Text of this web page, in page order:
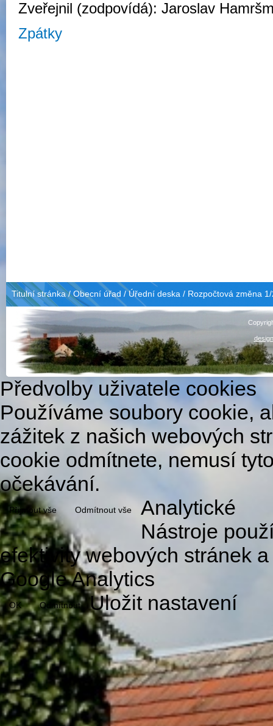
Zveřejnil (zodpovídá): Jaroslav
Zpátky
Titulní stránka /Obecní úřad / Úřední deska / Rozpočtová změna
Předvolby uživatele cookies
Používáme soubory cookie,
zážitek z našich webových
cookie odmítnete, nemusí
očekávání.
Přijmout vše Odmítnout vše
Analytické
Nástroje
efektivity webových stránek
Google Analytics
OK Odmítnout Uložit nastavení